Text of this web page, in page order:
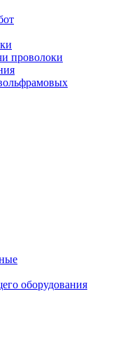
проволоки
оборудования